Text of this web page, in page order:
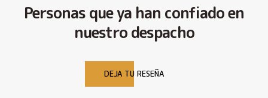
Personas que ya han confiado en
nuestro despacho
DEJA TU RESEÑA